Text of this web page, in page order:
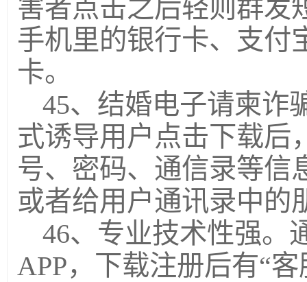
害者点击之后轻则群发
手机里的银行卡、支付
卡。
45、结婚电子请柬诈
式诱导用户点击下载后
号、密码、通信录等信
或者给用户通讯录中的
46、专业技术性强。
APP，下载注册后有“